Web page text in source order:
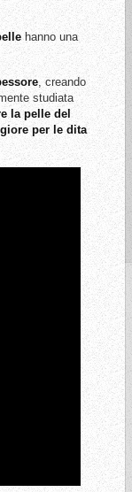
hanno una
, creando
studiata
la pelle del
per le dita